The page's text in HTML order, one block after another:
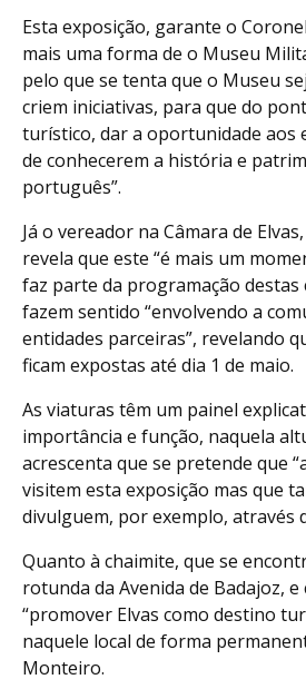
Esta exposição, garante o
mais uma forma de o Museu
pelo que se tenta que o Museu
criem iniciativas, para que do
turístico, dar a oportunidade aos
de conhecerem a história e
português”.
Já o vereador na Câmara de
revela que este “é mais um
faz parte da programação destas
fazem sentido “envolvendo a
entidades parceiras”, revelando
ficam expostas até dia 1 de maio.
As viaturas têm um painel
importância e função, naquela
acrescenta que se pretende que
visitem esta exposição mas que
divulguem, por exemplo, através
Quanto à chaimite, que se
rotunda da Avenida de Badajoz,
“promover Elvas como destino
naquele local de forma
Monteiro.